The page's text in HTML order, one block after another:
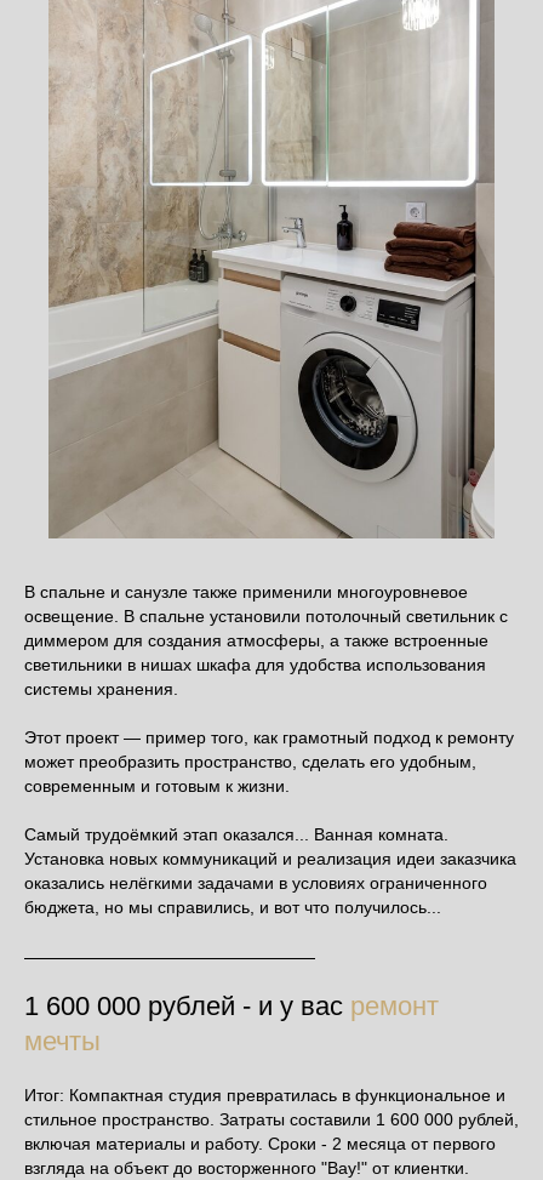
В спальне и санузле также применили многоуровневое
освещение. В спальне установили потолочный светильник с
диммером для создания атмосферы, а также встроенные
светильники в нишах шкафа для удобства использования
системы хранения.
Этот проект — пример того, как грамотный подход к ремонту
может преобразить пространство, сделать его удобным,
современным и готовым к жизни.
Самый трудоёмкий этап оказался... Ванная комната.
Установка новых коммуникаций и реализация идеи заказчика
оказались нелёгкими задачами в условиях ограниченного
бюджета, но мы справились, и вот что получилось...
1 600 000 рублей - и у вас ремонт
мечты
Итог: Компактная студия превратилась в функциональное и
стильное пространство. Затраты составили 1 600 000 рублей,
включая материалы и работу. Сроки - 2 месяца от первого
взгляда на объект до восторженного "Вау!" от клиентки.